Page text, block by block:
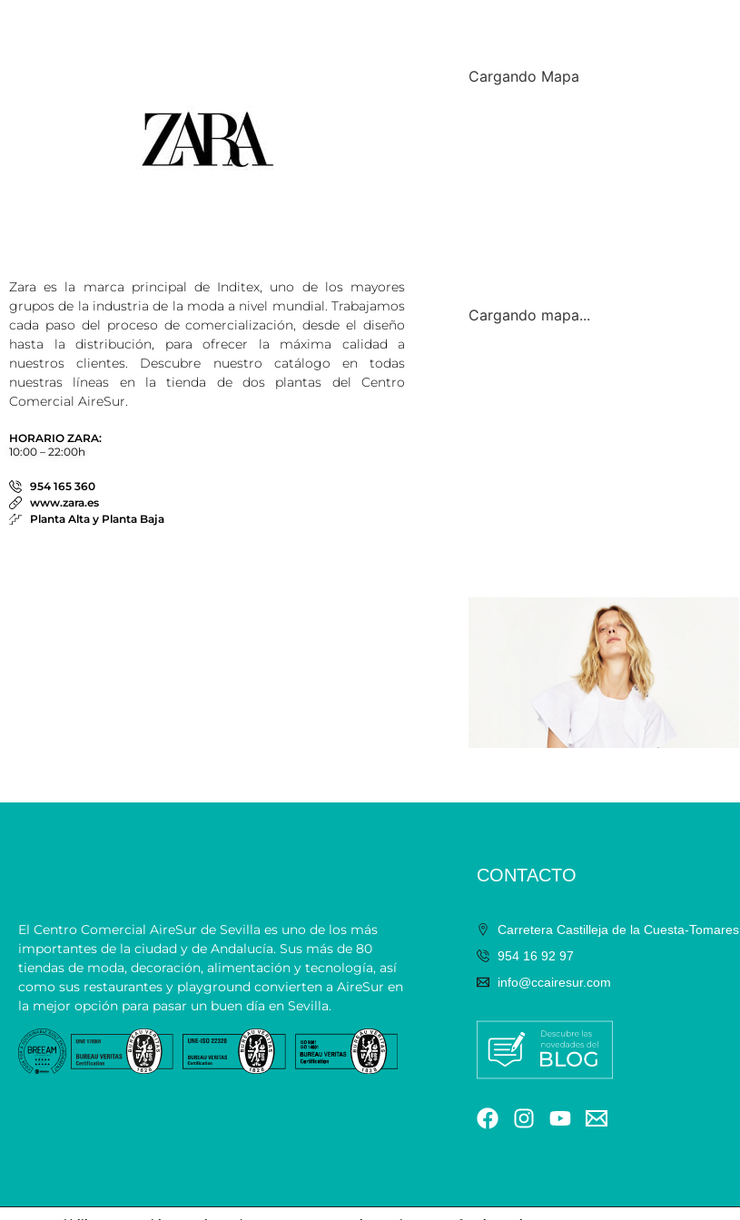
Zara es la marca principal de Inditex, uno de los mayores
grupos de la industria de la moda a nivel mundial. Trabajamos
cada paso del proceso de comercialización, desde el diseño
hasta la distribución, para ofrecer la máxima calidad a
nuestros clientes. Descubre nuestro catálogo en todas
nuestras líneas en la tienda de dos plantas del Centro
Comercial AireSur.
HORARIO ZARA:
10:00 – 22:00h
954 165 360
www.zara.es
Planta Alta y Planta Baja
Cargando Mapa
Cargando mapa...
El Centro Comercial AireSur de Sevilla es uno de los más
importantes de la ciudad y de Andalucía. Sus más de 80
tiendas de moda, decoración, alimentación y tecnología, así
como sus restaurantes y playground convierten a AireSur en
la mejor opción para pasar un buen día en Sevilla.
CONTACTO
Carretera Castilleja de la Cuesta-Tomares
954 16 92 97
info@ccairesur.com